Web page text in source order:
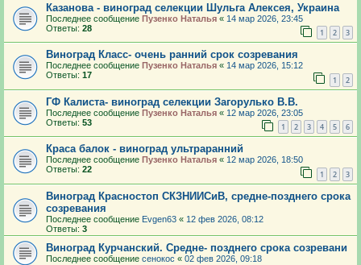
Казанова - виноград селекции Шульга Алексея, Украина
Последнее сообщение Пузенко Наталья « 14 мар 2026, 23:45
Ответы: 28 1 2 3
Виноград Класс- очень ранний срок созревания
Последнее сообщение Пузенко Наталья « 14 мар 2026, 15:12
Ответы: 17 1 2
ГФ Калиста- виноград селекции Загорулько В.В.
Последнее сообщение Пузенко Наталья « 12 мар 2026, 23:05
Ответы: 53 1 2 3 4 5 6
Краса балок - виноград ультраранний
Последнее сообщение Пузенко Наталья « 12 мар 2026, 18:50
Ответы: 22 1 2 3
Виноград Красностоп СКЗНИИСиВ, средне-позднего срока
созревания
Последнее сообщение Evgen63 « 12 фев 2026, 08:12
Ответы: 3
Виноград Курчанский. Средне- позднего срока созревани
Последнее сообщение сенокос « 02 фев 2026, 09:18